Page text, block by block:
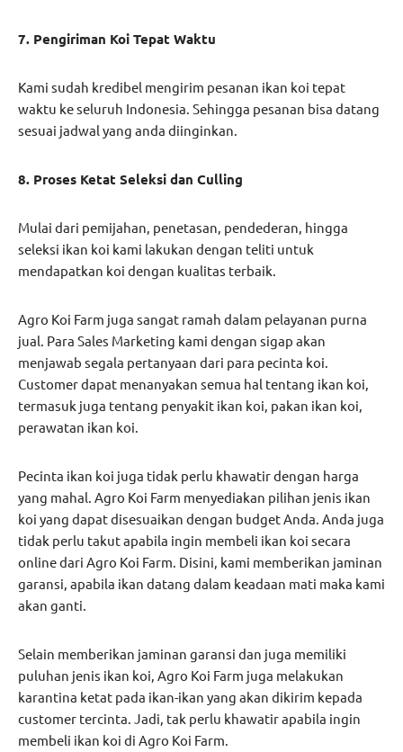
7. Pengiriman Koi Tepat Waktu
Kami sudah kredibel mengirim pesanan ikan koi tepat
waktu ke seluruh Indonesia. Sehingga pesanan bisa datang
sesuai jadwal yang anda diinginkan.
8. Proses Ketat Seleksi dan Culling
Mulai dari pemijahan, penetasan, pendederan, hingga
seleksi ikan koi kami lakukan dengan teliti untuk
mendapatkan koi dengan kualitas terbaik.
Agro Koi Farm juga sangat ramah dalam pelayanan purna
jual. Para Sales Marketing kami dengan sigap akan
menjawab segala pertanyaan dari para pecinta koi.
Customer dapat menanyakan semua hal tentang ikan koi,
termasuk juga tentang penyakit ikan koi, pakan ikan koi,
perawatan ikan koi.
Pecinta ikan koi juga tidak perlu khawatir dengan harga
yang mahal. Agro Koi Farm menyediakan pilihan jenis ikan
koi yang dapat disesuaikan dengan budget Anda. Anda juga
tidak perlu takut apabila ingin membeli ikan koi secara
online dari Agro Koi Farm. Disini, kami memberikan jaminan
garansi, apabila ikan datang dalam keadaan mati maka kami
akan ganti.
Selain memberikan jaminan garansi dan juga memiliki
puluhan jenis ikan koi, Agro Koi Farm juga melakukan
karantina ketat pada ikan-ikan yang akan dikirim kepada
customer tercinta. Jadi, tak perlu khawatir apabila ingin
membeli ikan koi di Agro Koi Farm.